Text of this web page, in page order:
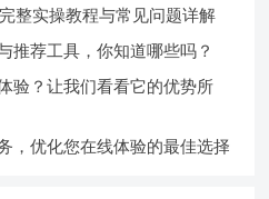
整实操教程与常见问题详解
推荐工具，你知道哪些吗？
验？让我们看看它的优势所
，优化您在线体验的最佳选择